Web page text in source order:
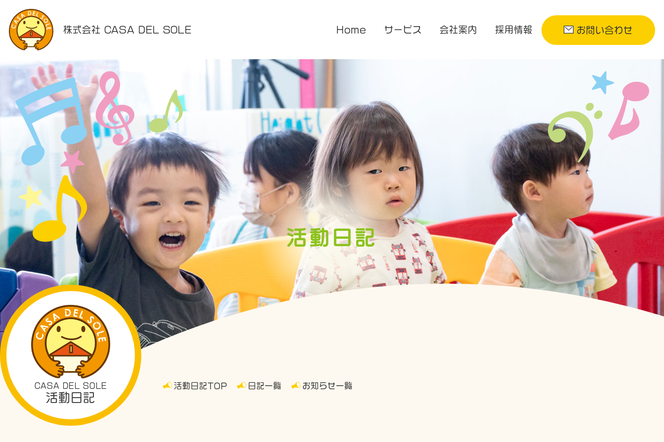
株式会社 CASA DEL SOLE Home サービス
企業主導型保育園
花音保育園
医療的ケア対応型児童発達支援
放課後等デイサービス
あまね
会社案内 採用情報 お問い合わせ
活動日記
CASA DEL SOLE
活動日記
活動日記TOP 日記一覧 お知らせ一覧